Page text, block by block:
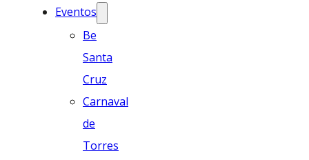
Eventos
Be
Santa
Cruz
Carnaval
de
Torres